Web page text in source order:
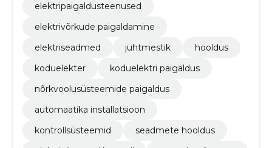
elektripaigaldusteenused
elektrivõrkude paigaldamine
elektriseadmed
juhtmestik
hooldus
koduelekter
koduelektri paigaldus
nõrkvoolusüsteemide paigaldus
automaatika installatsioon
kontrollsüsteemid
seadmete hooldus